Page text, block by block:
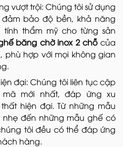
vượt trội: Chúng tôi sử dụng
bảo độ bền, khả năng
thẩm mỹ cho từng sản
băng chờ inox 2 chỗcủa
phù hợp với mọi không gian
đại: Chúng tôi liên tục cập
mới nhất, đáp ứng xu
hiện đại. Từ những mẫu
đến những mẫu ghế có
tôi đều có thể đáp ứng
hàng.